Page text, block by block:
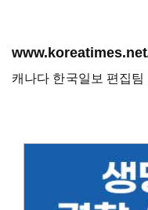
캐나다 한국일보 편집